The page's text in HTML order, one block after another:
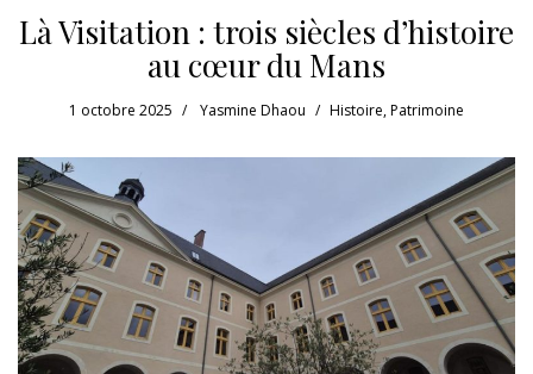
Là Visitation : trois siècles d’histoire
au cœur du Mans
1 octobre 2025 Yasmine Dhaou Histoire,Patrimoine